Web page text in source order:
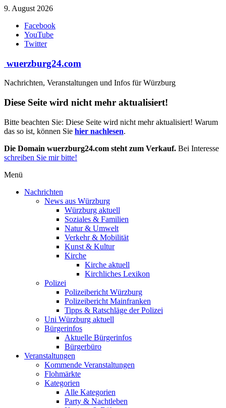
Zum
springen
9. August 2026
Facebook
YouTube
Twitter
wuerzburg24.com
Nachrichten, Veranstaltungen und Infos für Würzburg
Diese Seite wird nicht mehr aktualisiert!
Bitte beachten Sie: Diese Seite wird nicht mehr aktualisiert! Warum
das so ist, können Sie hier nachlesen.
Die Domain wuerzburg24.com steht zum Verkauf. Bei Interesse
schreiben Sie mir bitte!
Menü
Nachrichten
News aus Würzburg
Würzburg aktuell
Soziales & Familien
Natur & Umwelt
Verkehr & Mobilität
Kunst & Kultur
Kirche
Kirche aktuell
Kirchliches Lexikon
Polizei
Polizeibericht Würzburg
Polizeibericht Mainfranken
Tipps & Ratschläge der Polizei
Uni Würzburg aktuell
Bürgerinfos
Aktuelle Bürgerinfos
Bürgerbüro
Veranstaltungen
Kommende Veranstaltungen
Flohmärkte
Kategorien
Alle Kategorien
Party & Nachtleben